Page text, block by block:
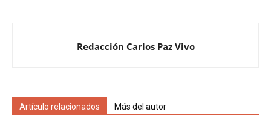
Redacción Carlos Paz Vivo
Artículo relacionados Más del autor